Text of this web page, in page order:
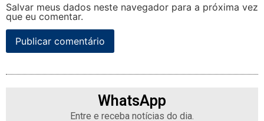
Salvar meus dados neste navegador para a próxima vez
que eu comentar.
WhatsApp
Entre e receba notícias do dia.